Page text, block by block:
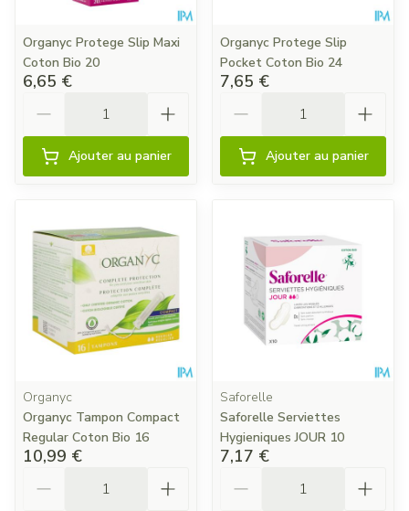
Organyc Protege Slip Maxi
Coton Bio 20
6,65 €
Ajouter au panier
Organyc Protege Slip
Pocket Coton Bio 24
7,65 €
Ajouter au panier
Organyc
Organyc Tampon Compact
Regular Coton Bio 16
10,99 €
Saforelle
Saforelle Serviettes
Hygieniques JOUR 10
7,17 €